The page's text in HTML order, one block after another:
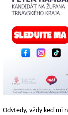
Odvtedy, vždy keď mi